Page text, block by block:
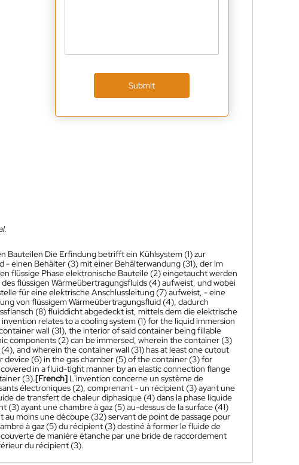
Submit
Bauteilen Die Erfindung betrifft ein Kühlsystem (1) zur
einen Behälter (3) mit einer Behälterwandung (31), der im
flüssige Phase elektronische Bauteile (2) eingetaucht werden
flüssigen Wärmeübertragungsfluids (4) aufweist, und wobei
für eine elektrische Anschlussleitung (7) aufweist, - eine
von flüssigem Wärmeübertragungsfluid (4), dadurch
(8) fluiddicht abgedeckt ist, mittels dem die elektrische
relates to a cooling system (1) for the liquid immersion
wall (31), the interior of said container being fillable
components (2) can be immersed, wherein the container (3)
and wherein the container wall (31) has at least one cutout
device (6) in the gas chamber (5) of the container (3) for
in a fluid-tight manner by an elastic connection flange
(3).[French] L'invention concerne un système de
électroniques (2), comprenant - un récipient (3) ayant une
de transfert de chaleur diphasique (4) dans la phase liquide
ayant une chambre à gaz (5) au-dessus de la surface (41)
moins une découpe (32) servant de point de passage pour
à gaz (5) du récipient (3) destiné à former le fluide de
de manière étanche par une bride de raccordement
du récipient (3).